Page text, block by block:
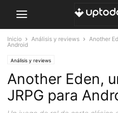
Inicio Análisis y reviews
Another
Android
Análisis y reviews
Another Eden,
JRPG para